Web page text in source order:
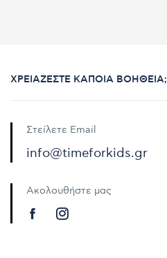
ΧΡΕΙΆΖΕΣΤΕ ΚΆΠΟΙΑ ΒΟΉΘΕΙΑ;
Στείλετε Email
info@timeforkids.gr
Ακολουθήστε μας